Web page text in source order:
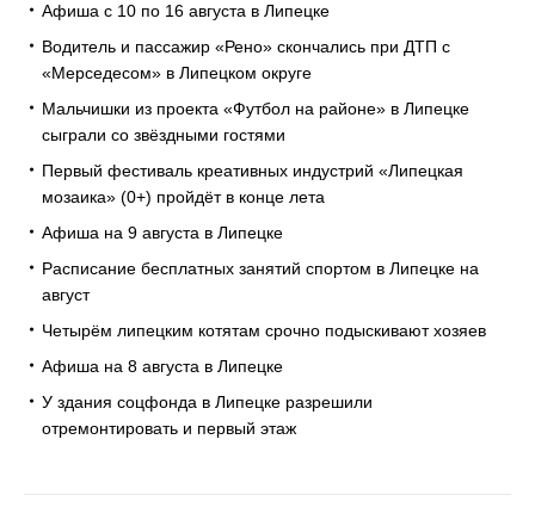
Афиша с 10 по 16 августа в Липецке
Водитель и пассажир «Рено» скончались при ДТП с
«Мерседесом» в Липецком округе
Мальчишки из проекта «Футбол на районе» в Липецке
сыграли со звёздными гостями
Первый фестиваль креативных индустрий «Липецкая
мозаика» (0+) пройдёт в конце лета
Афиша на 9 августа в Липецке
Расписание бесплатных занятий спортом в Липецке на
август
Четырём липецким котятам срочно подыскивают хозяев
Афиша на 8 августа в Липецке
У здания соцфонда в Липецке разрешили
отремонтировать и первый этаж